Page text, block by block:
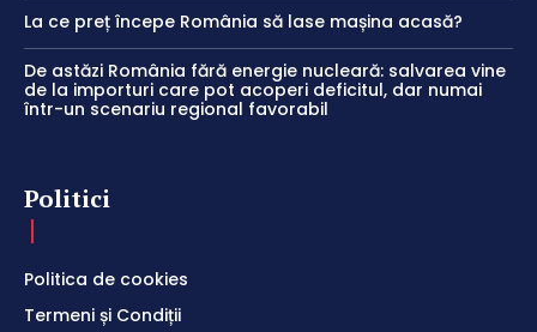
La ce preț începe România să lase mașina acasă?
De astăzi România fără energie nucleară: salvarea vine
de la importuri care pot acoperi deficitul, dar numai
într-un scenariu regional favorabil
Politici
Politica de cookies
Termeni și Condiții